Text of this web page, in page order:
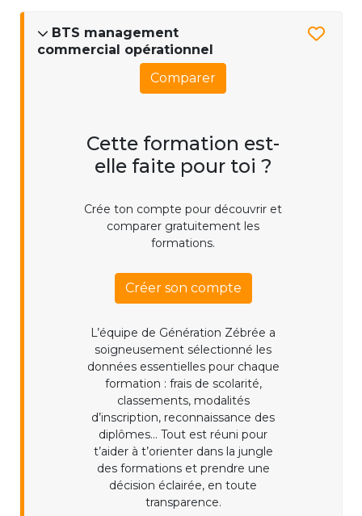
BTS management
commercial opérationnel
Comparer
Cette formation est-
elle faite pour toi ?
Crée ton compte pour découvrir et
comparer gratuitement les
formations.
Créer son compte
L’équipe de Génération Zébrée a
soigneusement sélectionné les
données essentielles pour chaque
formation : frais de scolarité,
classements, modalités
d’inscription, reconnaissance des
diplômes... Tout est réuni pour
t’aider à t’orienter dans la jungle
des formations et prendre une
décision éclairée, en toute
transparence.